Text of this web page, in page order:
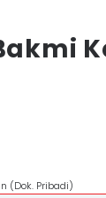
(Dok. Pribadi)